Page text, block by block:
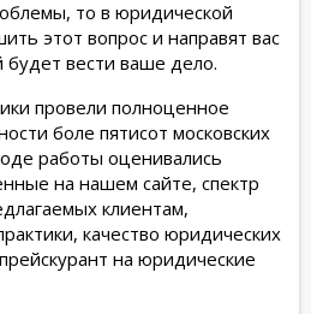
то в юридической
этот вопрос и направят вас
будет вести ваше дело.
провели полноценное
боле пятисот московских
работы оценивались
на нашем сайте, спектр
клиентам,
качество юридических
на юридические